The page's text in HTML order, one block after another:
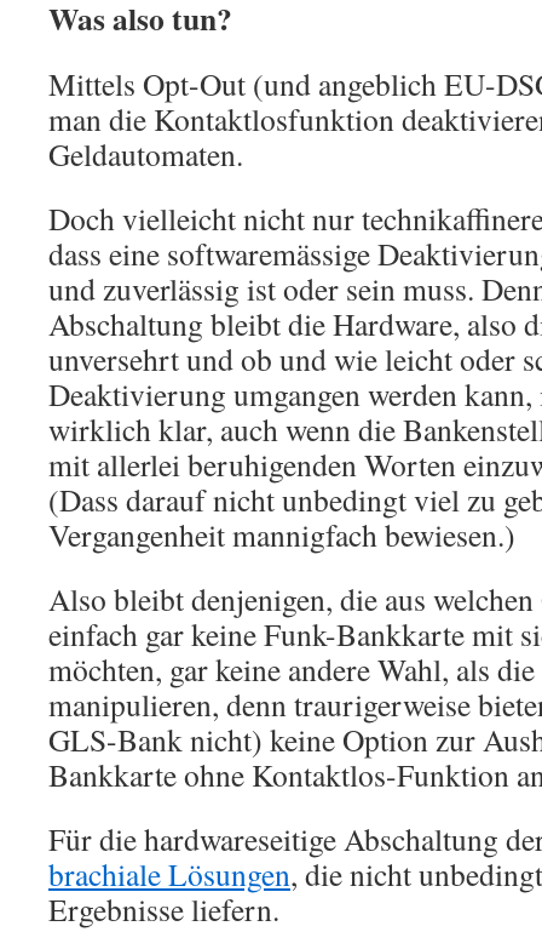
Was also tun?
Mittels Opt-Out (und angeblich EU-
man die Kontaktlosfunktion
Geldautomaten.
Doch vielleicht nicht nur
dass eine softwaremässige
und zuverlässig ist oder sein muss.
Abschaltung bleibt die Hardware, also
unversehrt und ob und wie leicht oder
Deaktivierung umgangen werden
wirklich klar, auch wenn die
mit allerlei beruhigenden Worten
(Dass darauf nicht unbedingt viel zu
Vergangenheit mannigfach bewiesen.)
Also bleibt denjenigen, die aus
einfach gar keine Funk-Bankkarte mit
möchten, gar keine andere Wahl, als
manipulieren, denn traurigerweise
GLS-Bank nicht) keine Option zur
Bankkarte ohne Kontaktlos-Funktion
Für die hardwareseitige Abschaltung
brachiale Lösungen, die nicht
Ergebnisse liefern.